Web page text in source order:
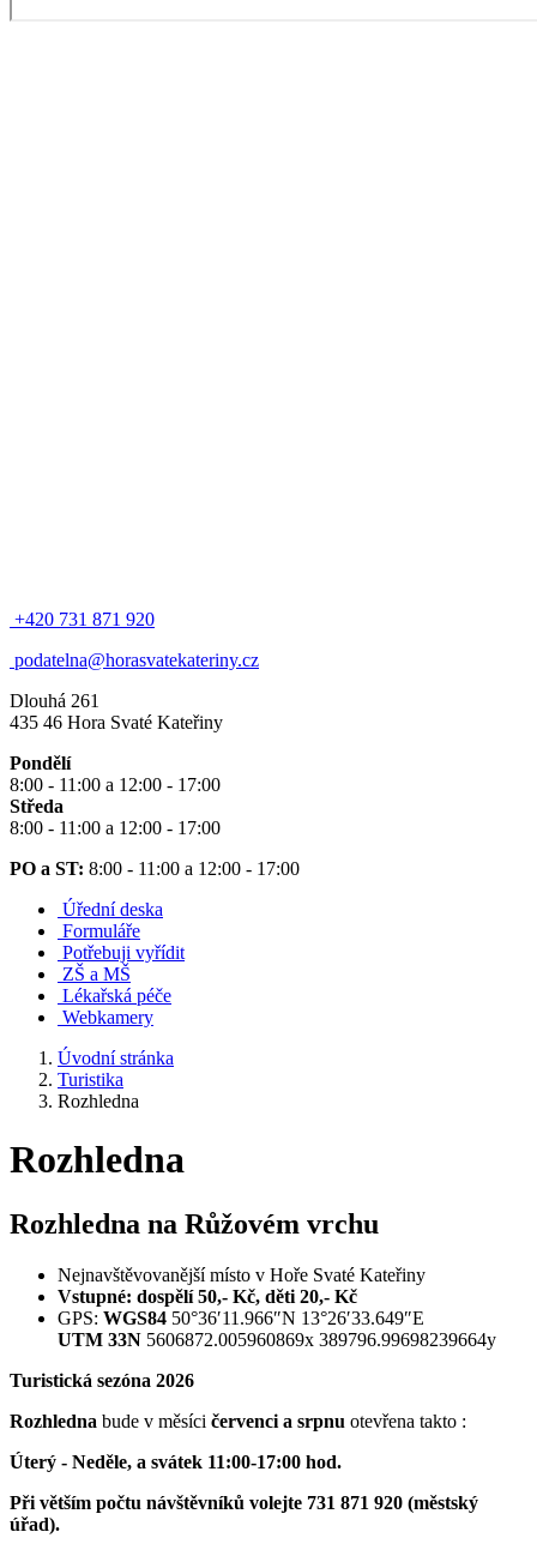
+420 731 871 920
podatelna@horasvatekateriny.cz
Dlouhá 261
435 46 Hora Svaté Kateřiny
Pondělí
8:00 - 11:00 a 12:00 - 17:00
Středa
8:00 - 11:00 a 12:00 - 17:00
PO a ST: 8:00 - 11:00 a 12:00 - 17:00
Úřední deska
Formuláře
Potřebuji vyřídit
ZŠ a MŠ
Lékařská péče
Webkamery
Úvodní stránka
Turistika
Rozhledna
Rozhledna
Rozhledna na Růžovém vrchu
Nejnavštěvovanější místo v Hoře Svaté Kateřiny
Vstupné: dospělí 50,- Kč, děti 20,- Kč
GPS: WGS84 50°36′11.966″N 13°26′33.649″E
UTM 33N 5606872.005960869x 389796.99698239664y
Turistická sezóna 2026
Rozhledna bude v měsíci červenci a srpnu otevřena takto :
Úterý - Neděle, a svátek 11:00-17:00 hod.
Při větším počtu návštěvníků volejte 731 871 920 (městský
úřad).